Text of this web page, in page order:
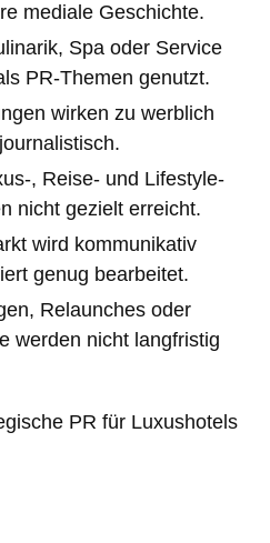
mediale Geschichte.
Spa oder Service
PR-Themen genutzt.
wirken zu werblich
, Reise- und Lifestyle-
nicht gezielt erreicht.
wird kommunikativ
genug bearbeitet.
Relaunches oder
werden nicht langfristig
PR für Luxushotels